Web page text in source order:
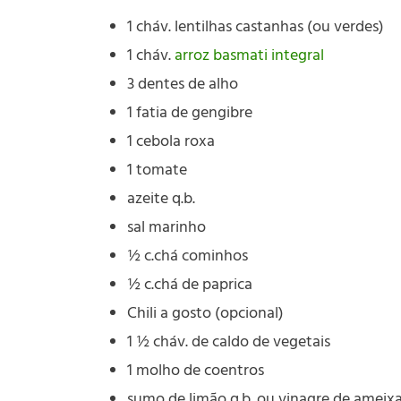
1 cháv. lentilhas castanhas (ou verdes)
1 cháv.arroz basmati integral
3 dentes de alho
1 fatia de gengibre
1 cebola roxa
1 tomate
azeite q.b.
sal marinho
½ c.chá cominhos
½ c.chá de paprica
Chili a gosto (opcional)
1 ½ cháv. de caldo de vegetais
1 molho de coentros